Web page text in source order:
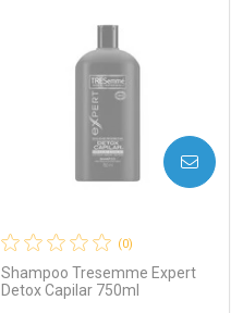
Laboratório
Por Menos
(0)
Shampoo Tresemme Expert
Detox Capilar 750ml
AVISE-ME